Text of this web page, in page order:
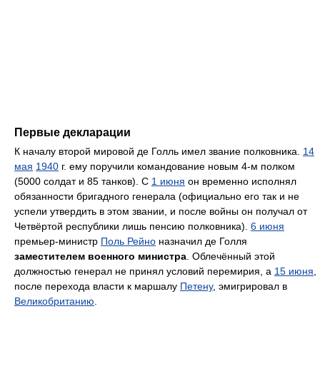
Первые декларации
К началу второй мировой де Голль имел звание полковника. 14
мая 1940 г. ему поручили командование новым 4-м полком
(5000 солдат и 85 танков). С 1 июня он временно исполнял
обязанности бригадного генерала (официально его так и не
успели утвердить в этом звании, и после войны он получал от
Четвёртой республики лишь пенсию полковника). 6 июня
премьер-министр Поль Рейно назначил де Голля
заместителем военного министра. Облечённый этой
должностью генерал не принял условий перемирия, а 15 июня,
после перехода власти к маршалу Петену, эмигрировал в
Великобританию.